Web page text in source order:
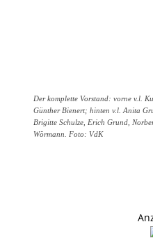
Der komplette Vorstand: vorne v.l.
Günther Bienert; hinten v.l. Anita
Brigitte Schulze, Erich Grund,
Wörmann. Foto: VdK